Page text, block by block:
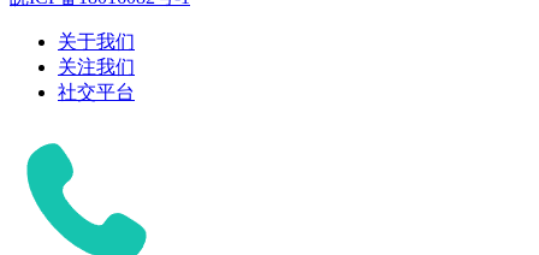
关于我们
关注我们
社交平台